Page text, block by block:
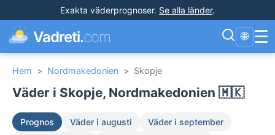
Exakta väderprognoser. Se alla länder.
Vadreti.com 🌐 ☰
Hem > Nordmakedonien > Skopje
Väder i Skopje, Nordmakedonien 🇲🇰
Prognos Väder i augusti
Väder i september